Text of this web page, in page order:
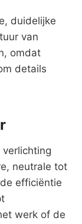
duidelijke
van
omdat
details
neutrale tot
efficiëntie
werk of de